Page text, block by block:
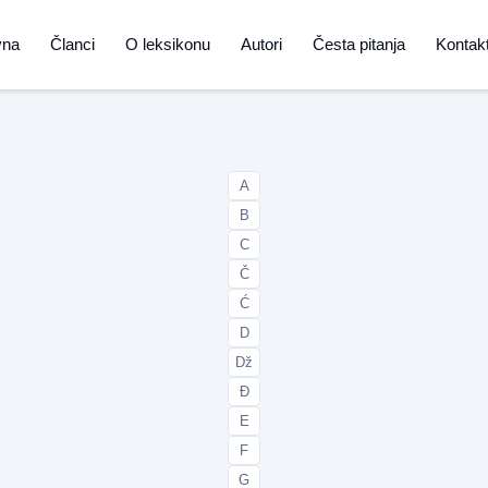
Članci O leksikonu Autori Česta pitanja
A
B
C
Č
Ć
D
Dž
Đ
E
F
G